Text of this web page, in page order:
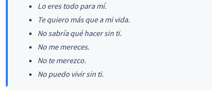
Lo eres todo para mí.
Te quiero más que a mi vida.
No sabría qué hacer sin ti.
No me mereces.
No te merezco.
No puedo vivir sin ti.